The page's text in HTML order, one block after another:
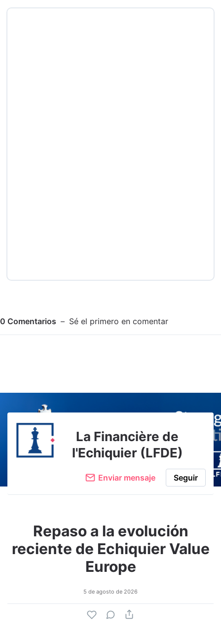
0 Comentarios Sé el primero en comentar
La Financière de
l'Echiquier (LFDE)
Enviar mensaje Seguir
Repaso a la evolución
reciente de Echiquier Value
Europe
5 de agosto de 2026